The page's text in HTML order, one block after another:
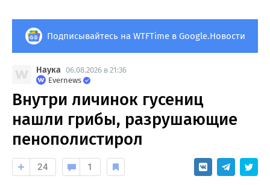
Подписывайтесь на WTFTime в Google.Новости
Наука 06.08.2026 в 21:36
Evernews
Внутри личинок гусениц
нашли грибы, разрушающие
пенополистирол
24 1